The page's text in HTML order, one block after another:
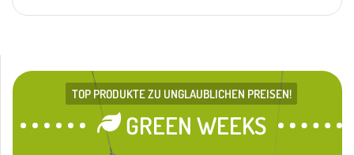
TOP PRODUKTE ZU UNGLAUBLICHEN PREISEN!
GREEN WEEKS